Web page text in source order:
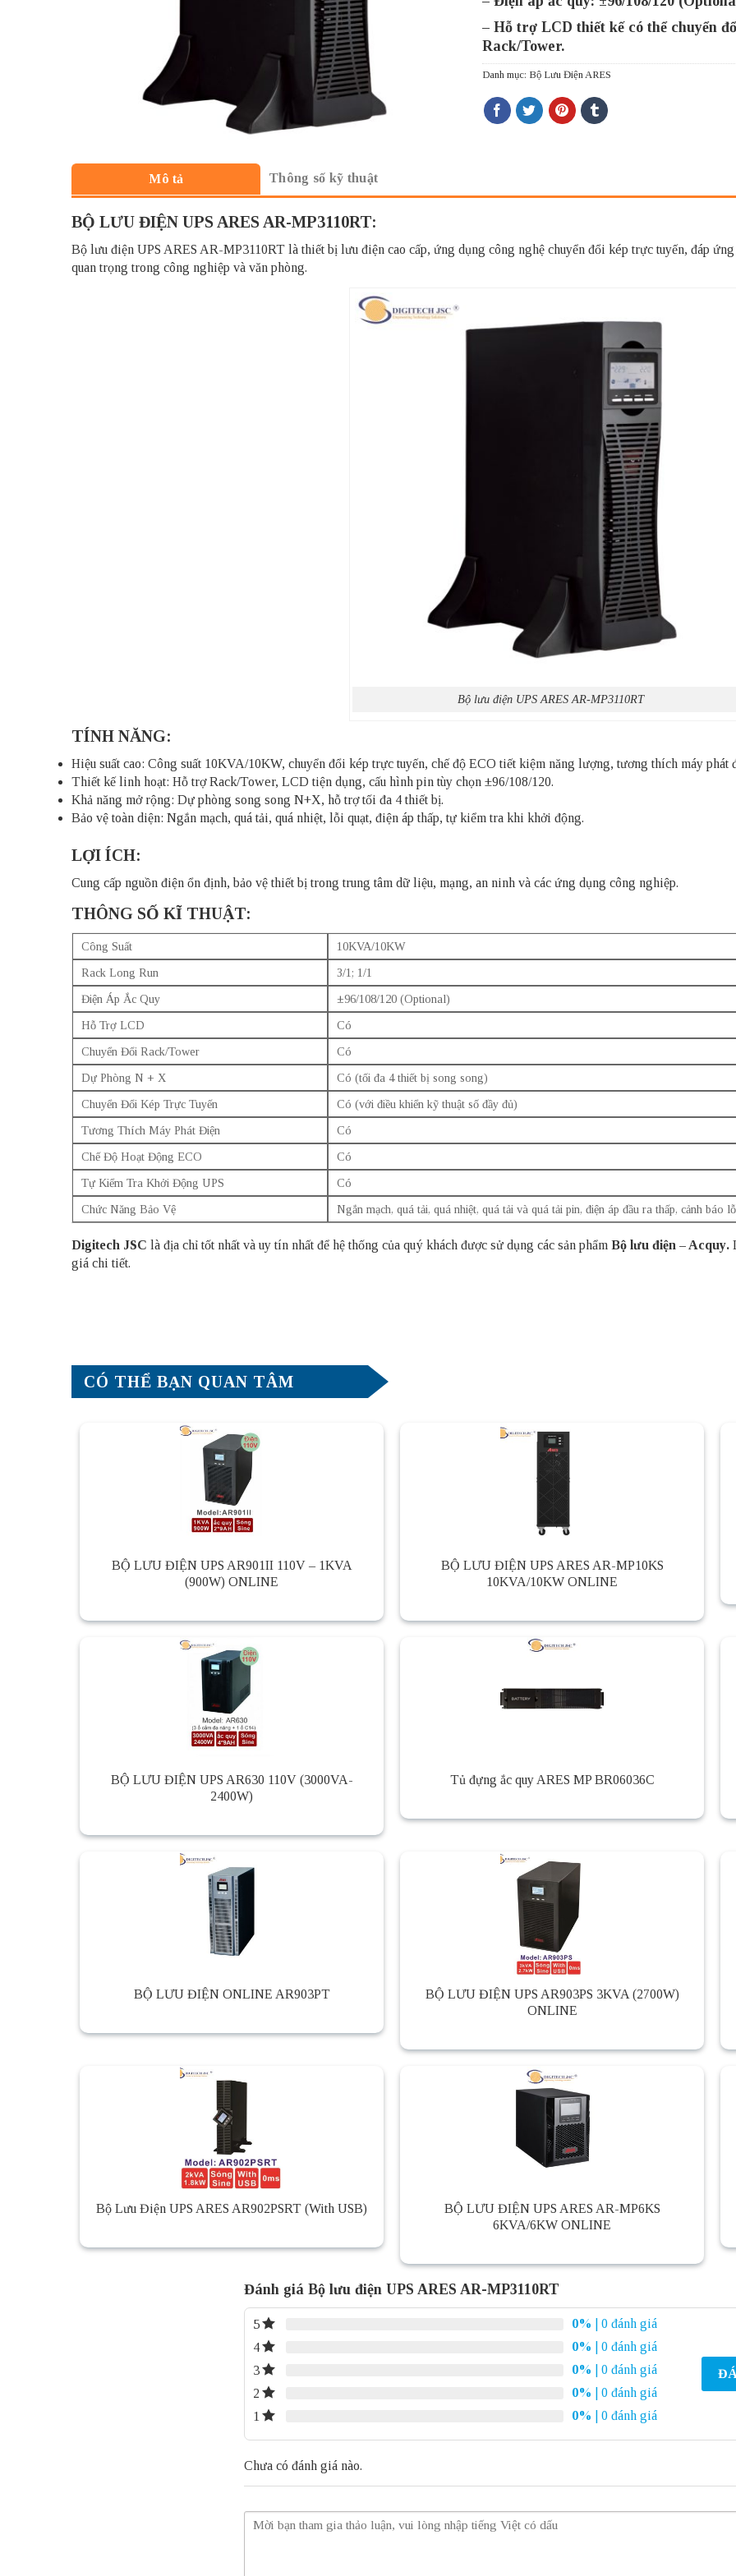
– Hỗ trợ LCD thiết kế có thể chuyển
Rack/Tower.
Danh mục: Bộ Lưu Điện ARES
Mô tả Thông số kỹ thuật
BỘ LƯU ĐIỆN UPS ARES AR-MP3110RT:
Bộ lưu điện UPS ARES AR-MP3110RT là thiết bị lưu điện cao cấp, ứng dụng công nghệ chuyển đổi kép trực tuyến, đáp
quan trọng trong công nghiệp và văn phòng.
Bộ lưu điện UPS ARES AR-MP3110RT
TÍNH NĂNG:
Hiệu suất cao: Công suất 10KVA/10KW, chuyển đổi kép trực tuyến, chế độ ECO tiết kiệm năng lượng, tương thích máy phát
Thiết kế linh hoạt: Hỗ trợ Rack/Tower, LCD tiện dụng, cấu hình pin tùy chọn ±96/108/120.
Khả năng mở rộng: Dự phòng song song N+X, hỗ trợ tối đa 4 thiết bị.
Bảo vệ toàn diện: Ngắn mạch, quá tải, quá nhiệt, lỗi quạt, điện áp thấp, tự kiểm tra khi khởi động.
LỢI ÍCH:
Cung cấp nguồn điện ổn định, bảo vệ thiết bị trong trung tâm dữ liệu, mạng, an ninh và các ứng dụng công nghiệp.
THÔNG SỐ KĨ THUẬT:
Công Suất
10KVA/10KW
Rack Long Run
3/1; 1/1
Điện Áp Ắc Quy
±96/108/120 (Optional)
Hỗ Trợ LCD
Có
Chuyển Đổi Rack/Tower
Có
Dự Phòng N + X
Có (tối đa 4 thiết bị song song)
Chuyển Đổi Kép Trực Tuyến
Có (với điều khiển kỹ thuật số đầy đủ)
Tương Thích Máy Phát Điện
Có
Chế Độ Hoạt Động ECO
Có
Tự Kiểm Tra Khởi Động UPS
Có
Chức Năng Bảo Vệ
Ngắn mạch, quá tải, quá nhiệt, quá tải và quá tải pin, điện áp đầu ra thấp, cảnh báo
Digitech JSC là địa chỉ tốt nhất và uy tín nhất để hệ thống của quý khách được sử dụng các sản phẩm Bộ lưu điện – Acquy.
giá chi tiết.
CÓ THỂ BẠN QUAN TÂM
BỘ LƯU ĐIỆN UPS AR901II 110V – 1KVA
(900W) ONLINE
BỘ LƯU ĐIỆN UPS ARES AR-MP10KS
10KVA/10KW ONLINE
BỘ LƯU ĐIỆN UPS AR630 110V (3000VA-
2400W)
Tủ đựng ắc quy ARES MP BR06036C
BỘ LƯU ĐIỆN ONLINE AR903PT
BỘ LƯU ĐIỆN UPS AR903PS 3KVA (2700W)
ONLINE
Bộ Lưu Điện UPS ARES AR902PSRT (With USB)
BỘ LƯU ĐIỆN UPS ARES AR-MP6KS
6KVA/6KW ONLINE
Đánh giá Bộ lưu điện UPS ARES AR-MP3110RT
5 0%
| 0 đánh giá
4
0%
| 0 đánh giá
3
0%
| 0 đánh giá
2
0%
| 0 đánh giá
1
0% | 0 đánh giá
Chưa có đánh giá nào.